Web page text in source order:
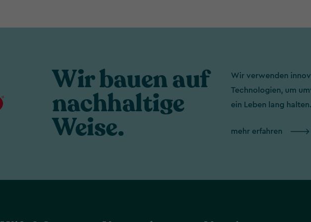
Wir bauen auf
nachhaltige
Weise.
Wir verwenden
Technologien, um
ein Leben lang halten.
mehr erfahren